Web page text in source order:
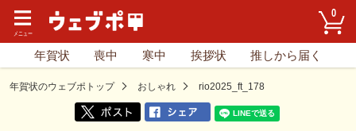
0
年賀状 喪中 寒中 挨拶状 推しから届く
年賀状のウェブポトップ おしゃれ rio2025_ft_178